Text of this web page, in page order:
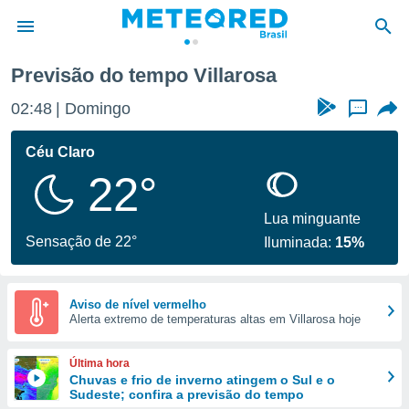
da
fornecidas
a este
das
e
forma
digital
Previsão do tempo Villarosa
02:48 Domingo ...
Céu Claro
22°
Sensação de 22°
Lua minguante
Iluminada: 15%
Aviso de nível vermelho
Alerta extremo de temperaturas altas em Villarosa hoje
Última hora
Chuvas e frio de inverno atingem o Sul e o
Sudeste; confira a previsão do tempo